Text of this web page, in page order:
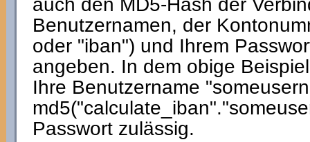
auch den MD5-Hash der
Benutzernamen, der
oder "iban") und Ihrem
angeben. In dem obige
Ihre Benutzername
Passwort zulässig.